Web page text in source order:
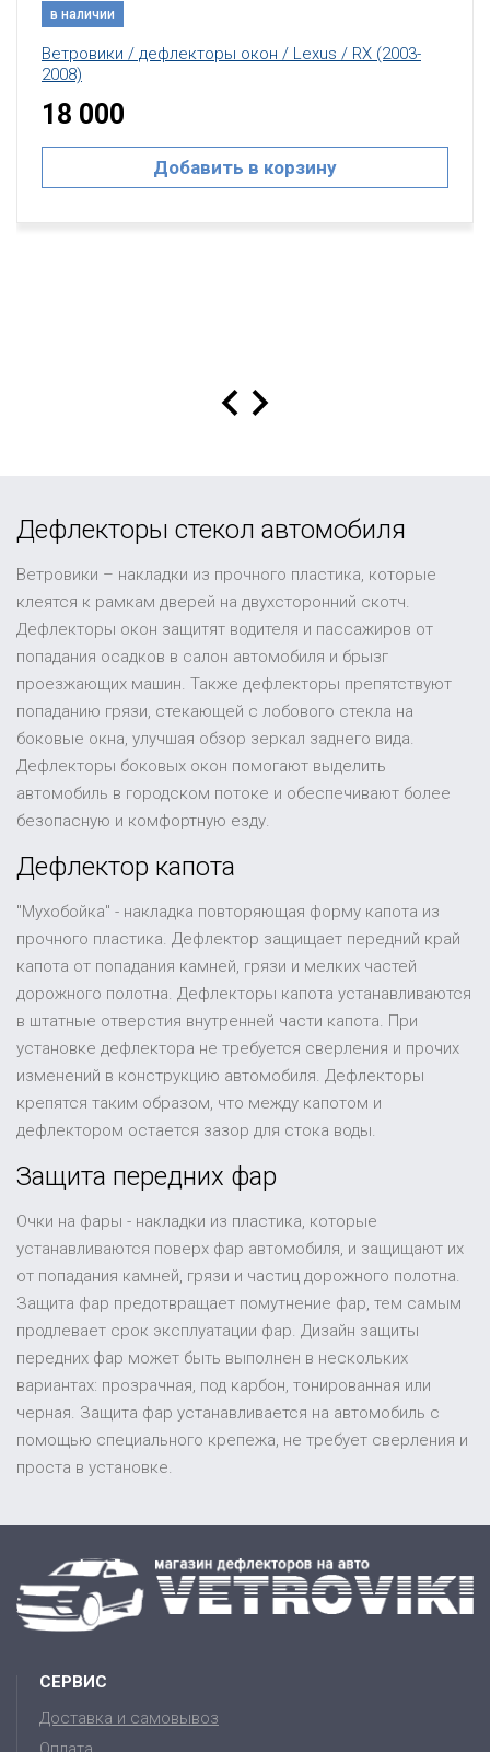
в наличии
Ветровики / дефлекторы окон / Lexus / RX (2003-
2008)
18 000
Добавить в корзину
Дефлекторы стекол автомобиля
Ветровики – накладки из прочного пластика, которые
клеятся к рамкам дверей на двухсторонний скотч.
Дефлекторы окон защитят водителя и пассажиров от
попадания осадков в салон автомобиля и брызг
проезжающих машин. Также дефлекторы препятствуют
попаданию грязи, стекающей с лобового стекла на
боковые окна, улучшая обзор зеркал заднего вида.
Дефлекторы боковых окон помогают выделить
автомобиль в городском потоке и обеспечивают более
безопасную и комфортную езду.
Дефлектор капота
"Мухобойка" - накладка повторяющая форму капота из
прочного пластика. Дефлектор защищает передний край
капота от попадания камней, грязи и мелких частей
дорожного полотна. Дефлекторы капота устанавливаются
в штатные отверстия внутренней части капота. При
установке дефлектора не требуется сверления и прочих
изменений в конструкцию автомобиля. Дефлекторы
крепятся таким образом, что между капотом и
дефлектором остается зазор для стока воды.
Защита передних фар
Очки на фары - накладки из пластика, которые
устанавливаются поверх фар автомобиля, и защищают их
от попадания камней, грязи и частиц дорожного полотна.
Защита фар предотвращает помутнение фар, тем самым
продлевает срок эксплуатации фар. Дизайн защиты
передних фар может быть выполнен в нескольких
вариантах: прозрачная, под карбон, тонированная или
черная. Защита фар устанавливается на автомобиль с
помощью специального крепежа, не требует сверления и
проста в установке.
СЕРВИС
Доставка и самовывоз